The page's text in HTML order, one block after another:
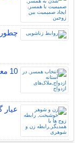
چطور
10 معیار اشتباه در انتخاب همسر + راه حل